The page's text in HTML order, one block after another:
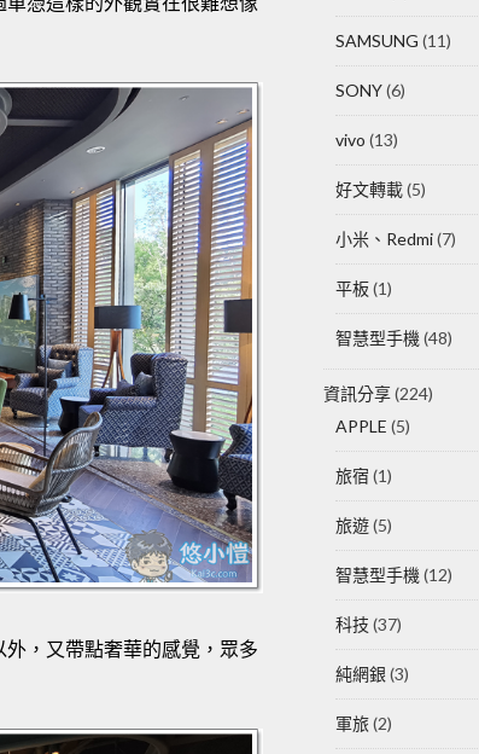
，又帶點奢華的感覺，眾多
SAMSUNG (11)
SONY(6)
vivo (13)
好文轉載(5)
小米、Redmi(7)
平板(1)
智慧型手機 (48)
資訊分享(224)
APPLE (5)
旅宿 (1)
旅遊(5)
智慧型手機 (12)
科技 (37)
純網銀 (3)
軍旅(2)